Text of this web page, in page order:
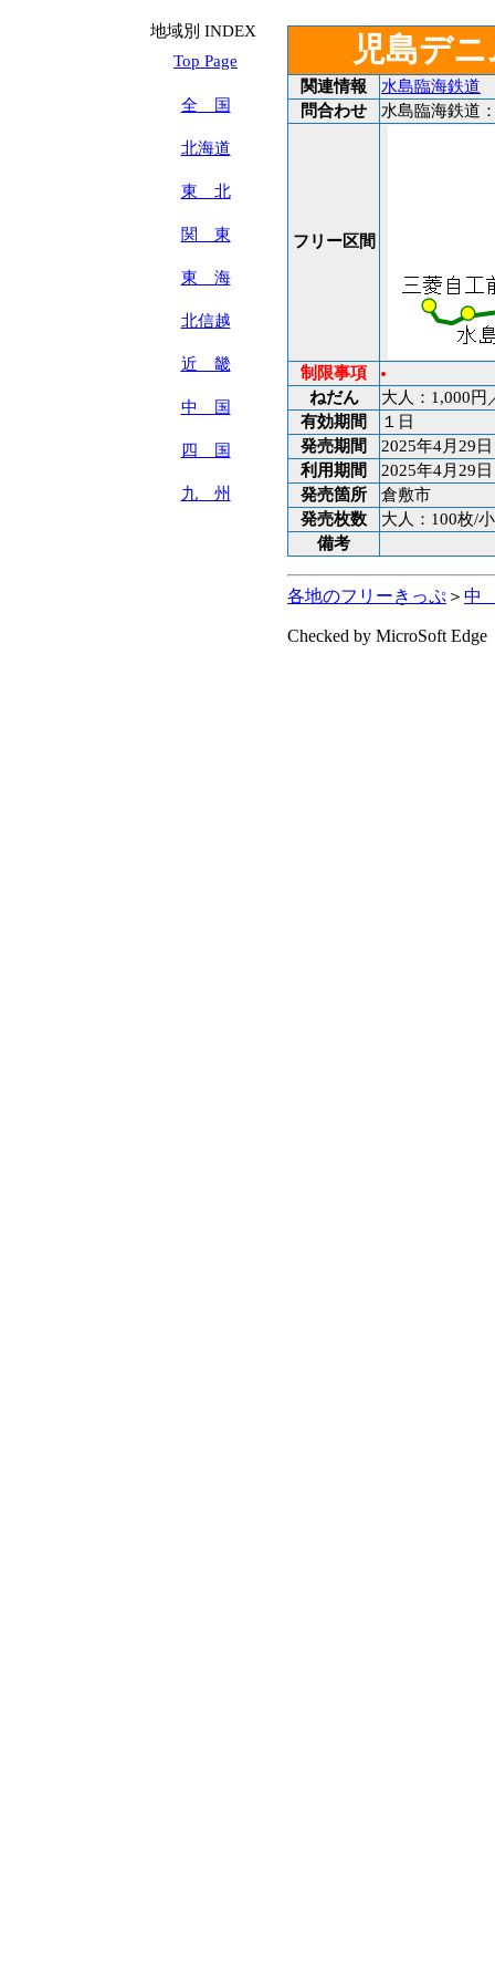
地域別 INDEX
Top Page
全 国
北海道
東 北
関 東
東 海
北信越
近 畿
中 国
四 国
九 州
児島デ
関連情報
水島臨海鉄道
問合わせ
水島臨海鉄道
フリー区間
制限事項
ねだん
大人：1,000円
有効期間
１日
発売期間
2025年4月29日
利用期間
2025年4月29日
発売箇所
倉敷市
発売枚数
大人：100枚/
備考
各地のフリーきっぷ ＞ 中
Checked by MicroSoft Edge